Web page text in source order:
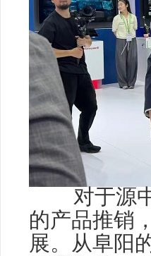
对于源中
的产品推销
展。从阜阳